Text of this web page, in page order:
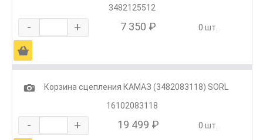
3482125512
- + 7 350 ₽ 0 шт.
Ä
1
Корзина сцепления КАМАЗ (3482083118) SORL
16102083118
- + 19 499 ₽ 0 шт.